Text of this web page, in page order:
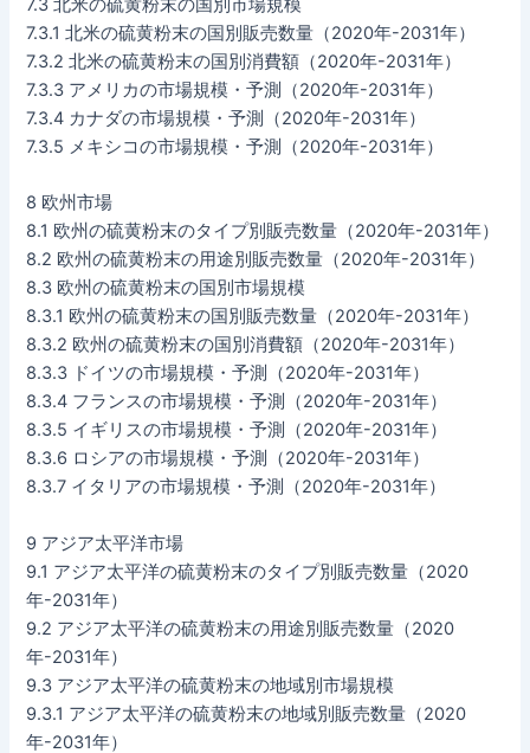
7.3 北米の硫黄粉末の国別市場規模
7.3.1 北米の硫黄粉末の国別販売数量（2020年-2031年）
7.3.2 北米の硫黄粉末の国別消費額（2020年-2031年）
7.3.3 アメリカの市場規模・予測（2020年-2031年）
7.3.4 カナダの市場規模・予測（2020年-2031年）
7.3.5 メキシコの市場規模・予測（2020年-2031年）
8 欧州市場
8.1 欧州の硫黄粉末のタイプ別販売数量（2020年-2031年）
8.2 欧州の硫黄粉末の用途別販売数量（2020年-2031年）
8.3 欧州の硫黄粉末の国別市場規模
8.3.1 欧州の硫黄粉末の国別販売数量（2020年-2031年）
8.3.2 欧州の硫黄粉末の国別消費額（2020年-2031年）
8.3.3 ドイツの市場規模・予測（2020年-2031年）
8.3.4 フランスの市場規模・予測（2020年-2031年）
8.3.5 イギリスの市場規模・予測（2020年-2031年）
8.3.6 ロシアの市場規模・予測（2020年-2031年）
8.3.7 イタリアの市場規模・予測（2020年-2031年）
9 アジア太平洋市場
9.1 アジア太平洋の硫黄粉末のタイプ別販売数量（2020
年-2031年）
9.2 アジア太平洋の硫黄粉末の用途別販売数量（2020
年-2031年）
9.3 アジア太平洋の硫黄粉末の地域別市場規模
9.3.1 アジア太平洋の硫黄粉末の地域別販売数量（2020
年-2031年）